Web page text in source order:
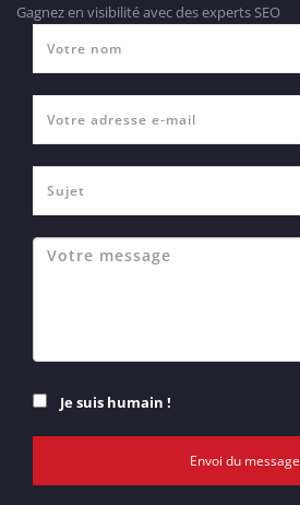
Gagnez en visibilité avec des experts SEO
Je suis humain !
Envoi du message